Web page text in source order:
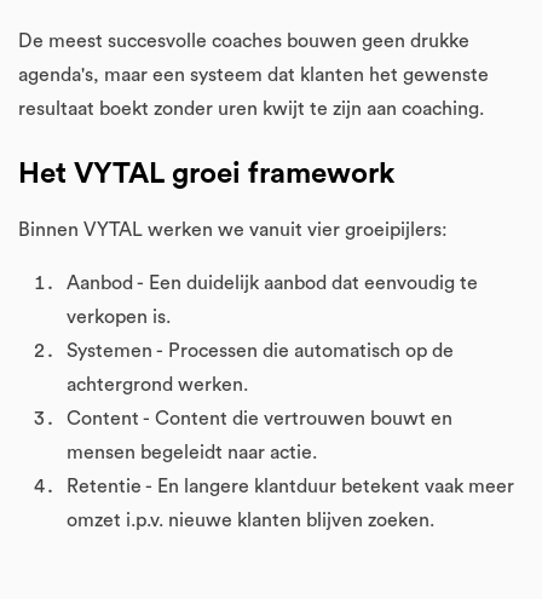
De meest succesvolle coaches bouwen geen drukke
agenda's, maar een systeem dat klanten het gewenste
resultaat boekt zonder uren kwijt te zijn aan coaching.
Het VYTAL groei framework
Binnen VYTAL werken we vanuit vier groeipijlers:
Aanbod - Een duidelijk aanbod dat eenvoudig te
verkopen is.
Systemen - Processen die automatisch op de
achtergrond werken.
Content - Content die vertrouwen bouwt en
mensen begeleidt naar actie.
Retentie - En langere klantduur betekent vaak meer
omzet i.p.v. nieuwe klanten blijven zoeken.